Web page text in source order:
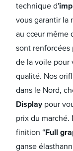
technique d'
vous garantir la
au cœur même
sont renforcées
de la voile pour
qualité. Nos
dans le Nord,
Displaypour
prix du marché.
finition “Full
ganse